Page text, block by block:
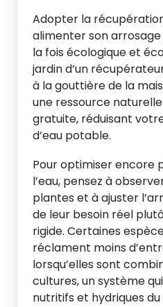
Adopter la
alimenter son
la fois écologique et
jardin d’un
à la gouttière de la
une ressource
gratuite, réduisant
d’eau potable.
Pour optimiser encore
l’eau, pensez à
plantes et à ajuster
de leur besoin réel
rigide. Certaines
réclament moins
lorsqu’elles sont
cultures, un système
nutritifs et hydriques du